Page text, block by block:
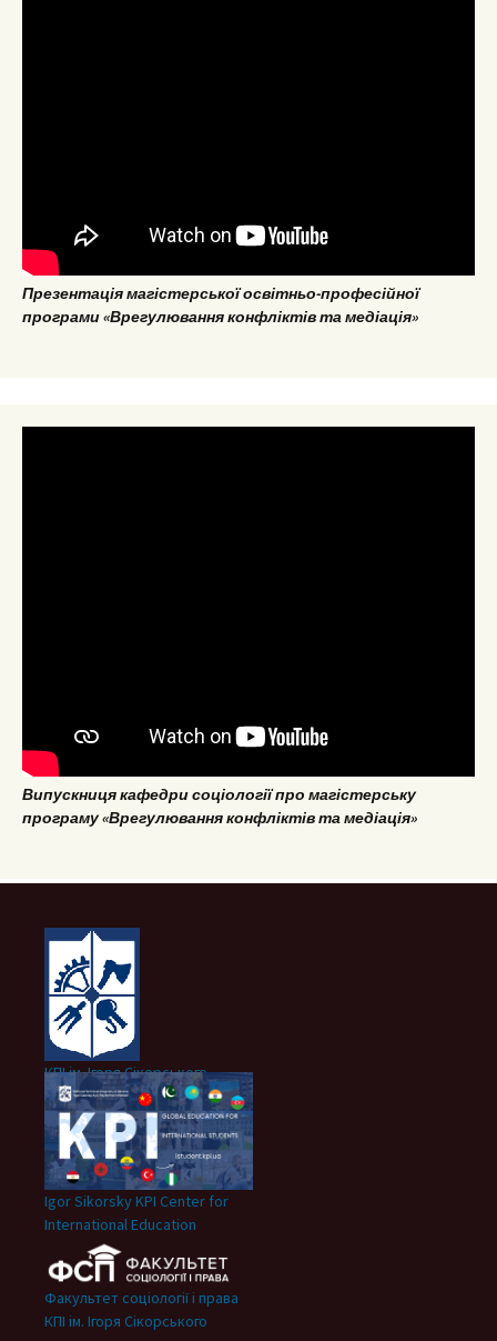
Презентація магістерської освітньо-професійної
програми «Врегулювання конфліктів та медіація»
Випускниця кафедри соціології про магістерську
програму «Врегулювання конфліктів та медіація»
КПІ ім. Ігоря Сікорського
Igor Sikorsky KPI Center for
International Education
Факультет соціології і права
КПІ ім. Ігоря Сікорського